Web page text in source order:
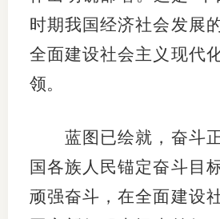
时期我国经济社会发展
全面建设社会主义现代
领。
蓝图已绘就，奋斗
国各族人民锚定奋斗目
顽强奋斗，在全面建设